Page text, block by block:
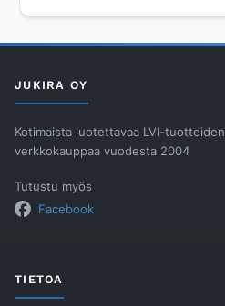
JUKIRA OY
Kotimaista luotettavaa LVI-tuotteiden
verkkokauppaa vuodesta 2004
Tutustu myös
Facebook
TIETOA